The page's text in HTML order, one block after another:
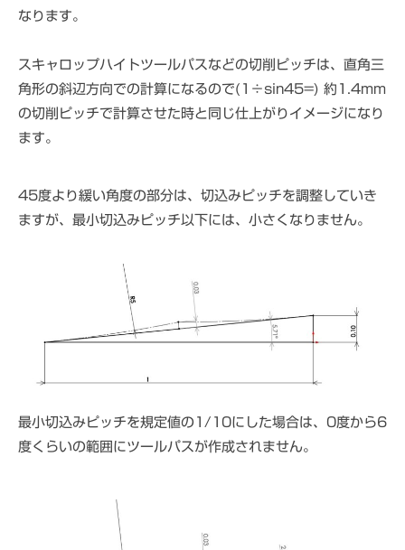
なります。
スキャロップハイトツールパスなどの切削ピッチは、直角三
角形の斜辺方向での計算になるので(1÷sin45=) 約1.4mm
の切削ピッチで計算させた時と同じ仕上がりイメージになり
ます。
45度より緩い角度の部分は、切込みピッチを調整していき
ますが、最小切込みピッチ以下には、小さくなりません。
最小切込みピッチを規定値の1/10にした場合は、0度から6
度くらいの範囲にツールパスが作成されません。